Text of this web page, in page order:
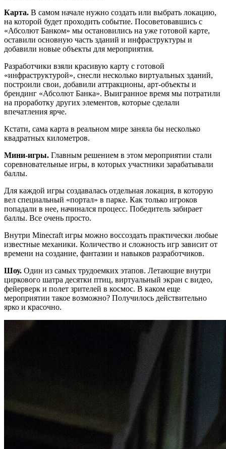
Карта. В самом начале нужно создать или выбрать локацию,
на которой будет проходить событие. Посоветовавшись с
«Абсолют Банком» мы остановились на уже готовой карте,
оставили основную часть зданий и инфраструктуры и
добавили новые объекты для мероприятия.
Разработчики взяли красивую карту с готовой
«инфраструктурой», снесли несколько виртуальных зданий,
построили свои, добавили аттракционы, арт-объекты и
брендинг «Абсолют Банка». Выигранное время мы потратили
на проработку других элементов, которые сделали
впечатления ярче.
Кстати, сама карта в реальном мире заняла бы несколько
квадратных километров.
Мини-игры. Главным решением в этом мероприятии стали
соревновательные игры, в которых участники зарабатывали
баллы.
Для каждой игры создавалась отдельная локация, в которую
вел специальный «портал» в парке. Как только игроков
попадали в нее, начинался процесс. Победитель забирает
баллы. Все очень просто.
Внутри Minecraft игры можно воссоздать практически любые
известные механики. Количество и сложность игр зависит от
времени на создание, фантазии и навыков разработчиков.
Шоу. Один из самых трудоемких этапов. Летающие внутри
циркового шатра десятки птиц, виртуальный экран с видео,
фейерверк и полет зрителей в космос. В каком еще
мероприятии такое возможно? Получилось действительно
ярко и красочно.